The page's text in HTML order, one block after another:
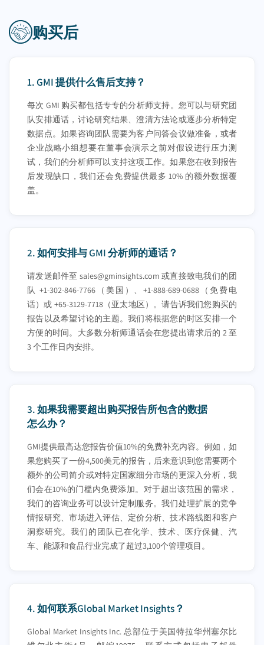
购买后
1.GMI 提供什么售后支持？
每次 GMI 购买都包括专专的分析师支持。您可以与研究团
队安排通话，讨论研究结果、澄清方法论或逐步分析特定
数据点。如果咨询团队需要为客户问答会议做准备，或者
企业战略小组想要在董事会演示之前对假设进行压力测
试，我们的分析师可以支持这项工作。如果您在收到报告
后发现缺口，我们还会免费提供最多 10% 的额外数据覆
盖。
2.如何安排与 GMI 分析师的通话？
请发送邮件至 sales@gminsights.com 或直接致电我们的团
队 +1-302-846-7766（美国）、+1-888-689-0688（免费电
话）或 +65-3129-7718（亚太地区）。请告诉我们您购买的
报告以及希望讨论的主题。我们将根据您的时区安排一个
方便的时间。大多数分析师通话会在您提出请求后的 2 至
3 个工作日内安排。
3.如果我需要超出购买报告所包含的数据
怎么办？
GMI提供最高达您报告价值10%的免费补充内容。例如，如
果您购买了一份4,500美元的报告，后来意识到您需要两个
额外的公司简介或对特定国家细分市场的更深入分析，我
们会在10%的门槛内免费添加。对于超出该范围的需求，
我们的咨询业务可以设计定制服务。我们处理扩展的竞争
情报研究、市场进入评估、定价分析、技术路线图和客户
洞察研究。我们的团队已在化学、技术、医疗保健、汽
车、能源和食品行业完成了超过3,100个管理项目。
4.如何联系Global Market Insights？
Global Market Insights Inc. 总部位于美国特拉华州塞尔比